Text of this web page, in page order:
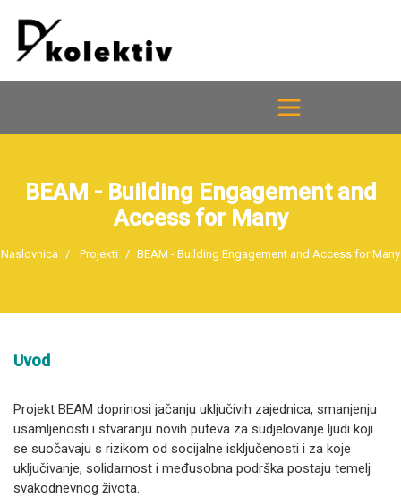
BEAM - Building Engagement and
Access for Many
Naslovnica Projekti BEAM - Building Engagement and Access for Many
Uvod
Projekt BEAM doprinosi jačanju uključivih zajednica, smanjenju
usamljenosti i stvaranju novih puteva za sudjelovanje ljudi koji
se suočavaju s rizikom od socijalne isključenosti i za koje
uključivanje, solidarnost i međusobna podrška postaju temelj
svakodnevnog života.